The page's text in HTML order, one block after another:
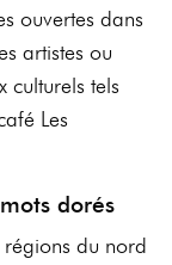
ouvertes dans
artistes ou
culturels tels
Les
dorés
régions du nord